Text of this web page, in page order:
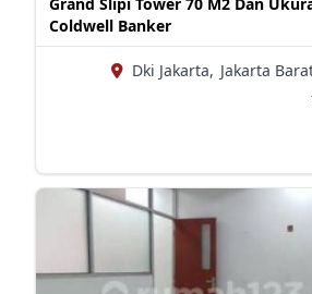
Coldwell Banker
Dki Jakarta, Jakarta